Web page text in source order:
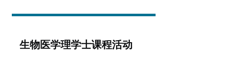
生物医学理学士课程活动